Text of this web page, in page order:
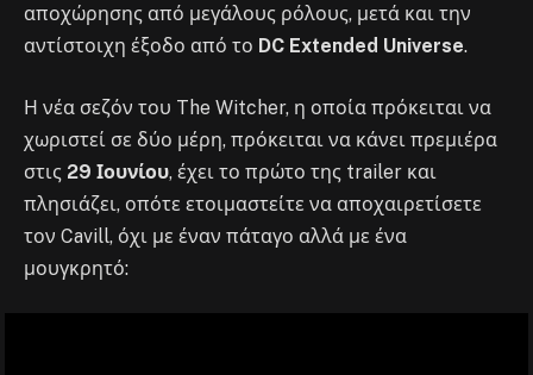
αποχώρησης από μεγάλους ρόλους, μετά και την
αντίστοιχη έξοδο από το DC Extended Universe.
Η νέα σεζόν του The Witcher, η οποία πρόκειται να
χωριστεί σε δύο μέρη, πρόκειται να κάνει πρεμιέρα
στις 29 Ιουνίου, έχει το πρώτο της trailer και
πλησιάζει, οπότε ετοιμαστείτε να αποχαιρετίσετε
τον Cavill, όχι με έναν πάταγο αλλά με ένα
μουγκρητό: